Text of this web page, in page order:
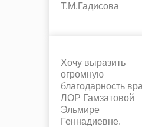
Т.М.Гадисова
Хочу выразить
огромную
благодарность
ЛОР Гамзатовой
Эльмире
Геннадиевне.